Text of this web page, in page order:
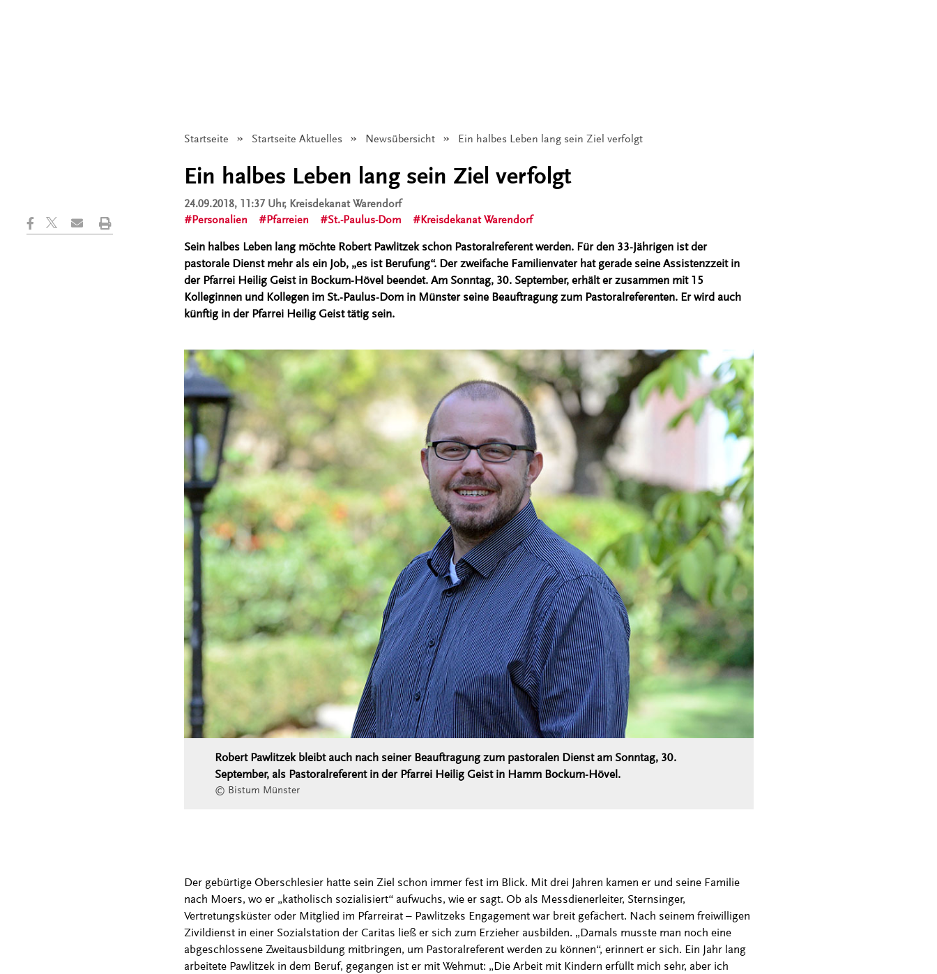
Startseite Startseite Aktuelles Newsübersicht Angezeigt:
Ein halbes Leben lang sein Ziel verfolgt
Ein halbes Leben lang sein Ziel verfolgt
24.09.2018, 11:37 Uhr, Kreisdekanat Warendorf
Personalien
Pfarreien St.-Paulus-Dom Kreisdekanat Warendorf
Sein halbes Leben lang möchte Robert Pawlitzek schon Pastoralreferent werden. Für den 33-Jährigen ist der
pastorale Dienst mehr als ein Job, „es ist Berufung“. Der zweifache Familienvater hat gerade seine Assistenzzeit in
der Pfarrei Heilig Geist in Bockum-Hövel beendet. Am Sonntag, 30. September, erhält er zusammen mit 15
Kolleginnen und Kollegen im St.-Paulus-Dom in Münster seine Beauftragung zum Pastoralreferenten. Er wird auch
künftig in der Pfarrei Heilig Geist tätig sein.
Robert Pawlitzek bleibt auch nach seiner Beauftragung zum pastoralen Dienst am Sonntag, 30.
September, als Pastoralreferent in der Pfarrei Heilig Geist in Hamm Bockum-Hövel.
© Bistum Münster
Der gebürtige Oberschlesier hatte sein Ziel schon immer fest im Blick. Mit drei Jahren kamen er und seine Familie
nach Moers, wo er „katholisch sozialisiert“ aufwuchs, wie er sagt. Ob als Messdienerleiter, Sternsinger,
Vertretungsküster oder Mitglied im Pfarreirat – Pawlitzeks Engagement war breit gefächert. Nach seinem freiwilligen
Zivildienst in einer Sozialstation der Caritas ließ er sich zum Erzieher ausbilden. „Damals musste man noch eine
abgeschlossene Zweitausbildung mitbringen, um Pastoralreferent werden zu können“, erinnert er sich. Ein Jahr lang
arbeitete Pawlitzek in dem Beruf, gegangen ist er mit Wehmut: „Die Arbeit mit Kindern erfüllt mich sehr, aber ich